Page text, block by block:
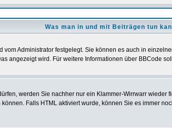
Was man in und mit Beiträgen tun
Administrator festgelegt. Sie können es auch in
angezeigt wird. Für weitere Informationen über BBCode
werden Sie nachher nur ein Klammer-Wirrwarr wieder
Falls HTML aktiviert wurde, können Sie es immer